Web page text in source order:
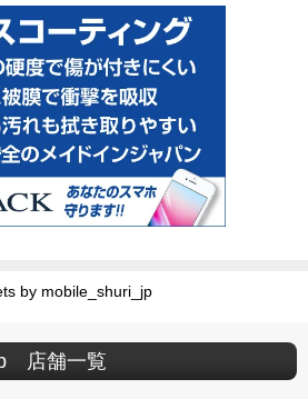
by mobile_shuri_jp
店舗一覧